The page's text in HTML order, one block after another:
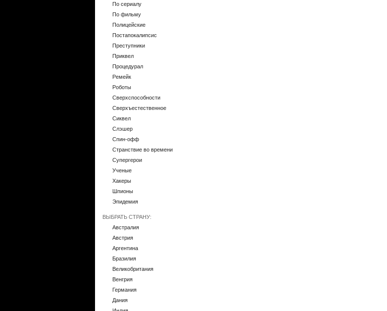
По сериалу
По фильму
Полицейские
Постапокалипсис
Преступники
Приквел
Процедурал
Ремейк
Роботы
Сверхспособности
Сверхъестественное
Сиквел
Слэшер
Спин-офф
Странствие во времени
Супергерои
Ученые
Хакеры
Шпионы
Эпидемия
ВЫБРАТЬ СТРАНУ:
Австралия
Австрия
Аргентина
Бразилия
Великобритания
Венгрия
Германия
Дания